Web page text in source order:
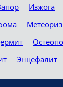
Изжога
Энцефалит